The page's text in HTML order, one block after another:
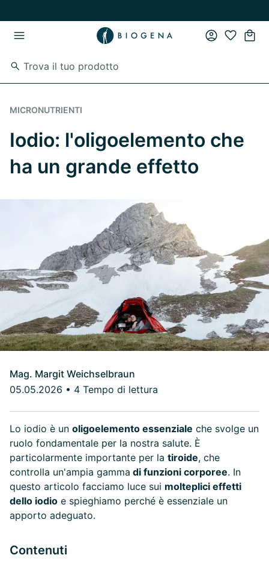
MICRONUTRIENTI
Iodio: l'oligoelemento che
ha un grande effetto
Mag. Margit Weichselbraun
05.05.2026 • 4 Tempo di lettura
Lo iodio è un oligoelemento essenziale che svolge un
ruolo fondamentale per la nostra salute. È
particolarmente importante per la tiroide, che
controlla un'ampia gamma di funzioni corporee. In
questo articolo facciamo luce sui molteplici effetti
dello iodio e spieghiamo perché è essenziale un
apporto adeguato.
Contenuti